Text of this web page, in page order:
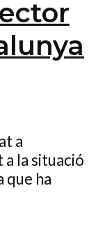
a
la situació
que ha